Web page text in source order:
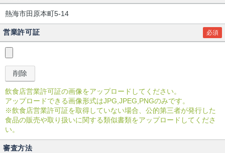
熱海市田原本町5-14
営業許可証 必須
飲食店営業許可証の画像をアップロードしてください。
アップロードできる画像形式はJPG,JPEG,PNGのみです。
※飲食店営業許可証を取得していない場合、公的第三者が発行した
食品の販売や取り扱いに関する類似書類をアップロードしてくださ
い。
審査方法